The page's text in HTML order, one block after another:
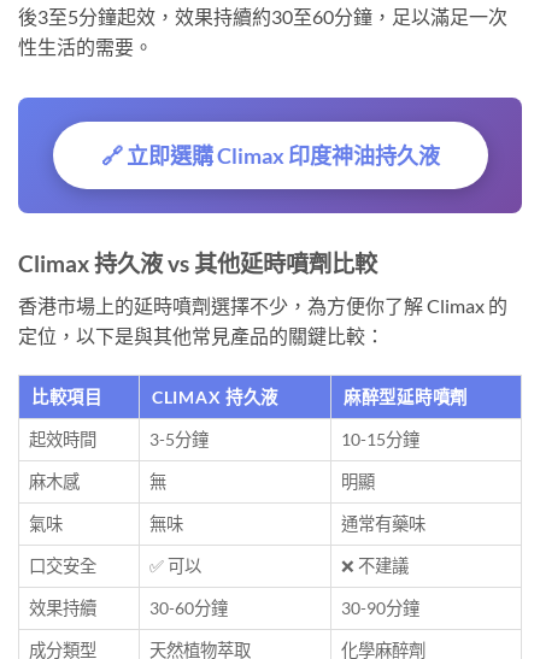
後3至5分鐘起效，效果持續約30至60分鐘，足以滿足一次
性生活的需要。
🔗 立即選購 Climax 印度神油持久液
Climax 持久液 vs 其他延時噴劑比較
香港市場上的延時噴劑選擇不少，為方便你了解 Climax 的
定位，以下是與其他常見產品的關鍵比較：
比較項目 CLIMAX 持久液 麻醉型延時噴劑
起效時間 3-5分鐘 10-15分鐘
麻木感 無 明顯
氣味 無味 通常有藥味
口交安全 ✅ 可以 ❌ 不建議
效果持續 30-60分鐘 30-90分鐘
成分類型 天然植物萃取 化學麻醉劑